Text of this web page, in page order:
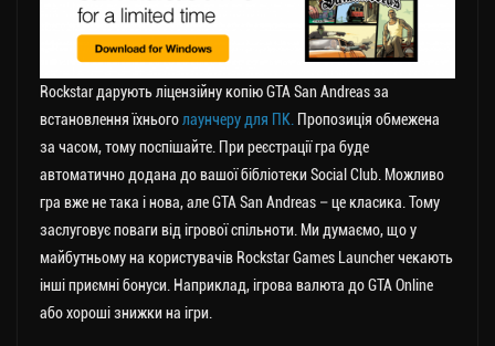
Rockstar дарують ліцензійну копію GTA San Andreas за
встановлення їхньоголаунчеру для ПК. Пропозиція обмежена
за часом, тому поспішайте. При реєстрації гра буде
автоматично додана до вашої бібліотеки Social Club. Можливо
гра вже не така і нова, але GTA San Andreas – це класика. Тому
заслуговує поваги від ігрової спільноти. Ми думаємо, що у
майбутньому на користувачів Rockstar Games Launcher чекають
інші приємні бонуси. Наприклад, ігрова валюта до GTA Online
або хороші знижки на ігри.